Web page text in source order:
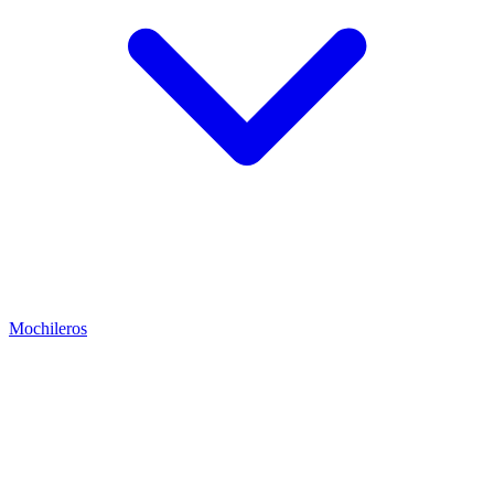
Mochileros